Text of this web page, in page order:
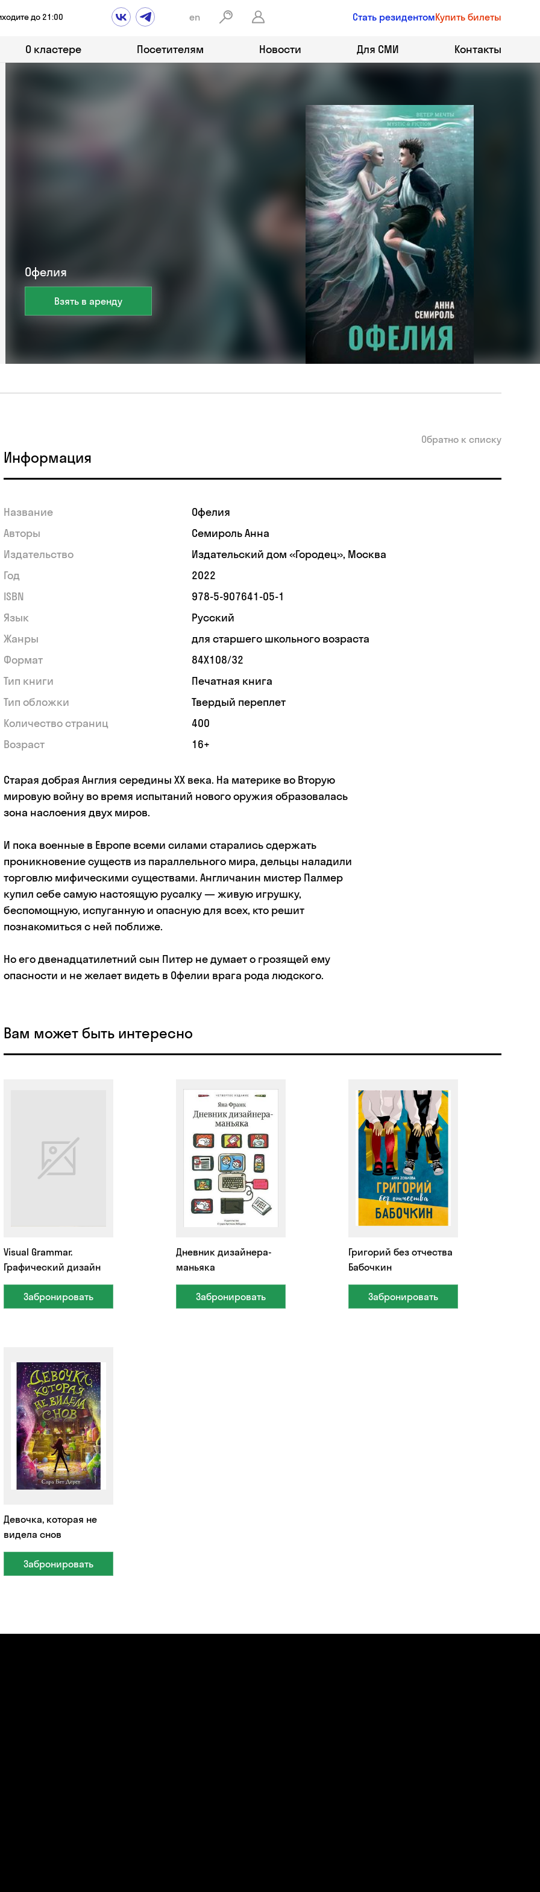
до 21:00 en Стать резидентомКупить билеты
О кластере Посетителям Новости Для СМИ Контакты
Офелия
Взять в аренду
Обратно к списку
Информация
Название
Офелия
Авторы
Семироль Анна
Издательство
Издательский дом «Городец», Москва
Год
2022
ISBN
978-5-907641-05-1
Язык
Русский
Жанры
для старшего школьного возраста
Формат
84Х108/32
Тип книги
Печатная книга
Тип обложки
Твердый переплет
Количество страниц
400
Возраст
16+
Старая добрая Англия середины ХХ века. На материке во Вторую
мировую войну во время испытаний нового оружия образовалась
зона наслоения двух миров.
И пока военные в Европе всеми силами старались сдержать
проникновение существ из параллельного мира, дельцы наладили
торговлю мифическими существами. Англичанин мистер Палмер
купил себе самую настоящую русалку — живую игрушку,
беспомощную, испуганную и опасную для всех, кто решит
познакомиться с ней поближе.
Но его двенадцатилетний сын Питер не думает о грозящей ему
опасности и не желает видеть в Офелии врага рода людского.
Вам может быть интересно
Visual Grammar.
Графический дизайн
Забронировать
Дневник дизайнера-
маньяка
Забронировать
Григорий без отчества
Бабочкин
Забронировать
Девочка, которая не
видела снов
Забронировать